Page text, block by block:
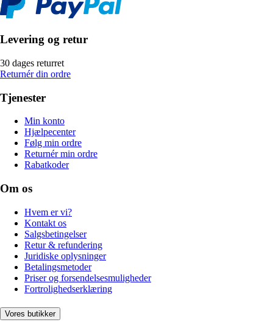
Levering og retur
30 dages returret
Returnér din ordre
Tjenester
Min konto
Hjælpecenter
Følg min ordre
Returnér min ordre
Rabatkoder
Om os
Hvem er vi?
Kontakt os
Salgsbetingelser
Retur & refundering
Juridiske oplysninger
Betalingsmetoder
Priser og forsendelsesmuligheder
Fortrolighedserklæring
Vores butikker